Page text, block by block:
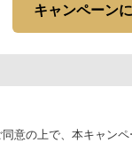
キャンペーン
意の上で、本キャンペ